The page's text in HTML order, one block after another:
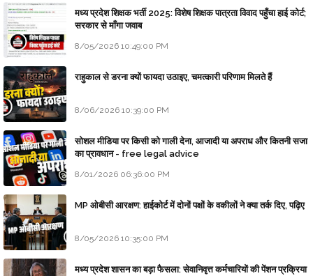
मध्य प्रदेश शिक्षक भर्ती 2025: विशेष शिक्षक पात्रता विवाद पहुँचा हाई कोर्ट;
सरकार से माँगा जवाब
8/05/2026 10:49:00 PM
राहुकाल से डरना क्यों फायदा उठाइए, चमत्कारी परिणाम मिलते हैं
8/06/2026 10:39:00 PM
सोशल मीडिया पर किसी को गाली देना, आजादी या अपराध और कितनी सजा
का प्रावधान - free legal advice
8/01/2026 06:36:00 PM
MP ओबीसी आरक्षण: हाईकोर्ट में दोनों पक्षों के वकीलों ने क्या तर्क दिए, पढ़िए
8/05/2026 10:35:00 PM
मध्य प्रदेश शासन का बड़ा फैसला: सेवानिवृत्त कर्मचारियों की पेंशन प्रक्रिया